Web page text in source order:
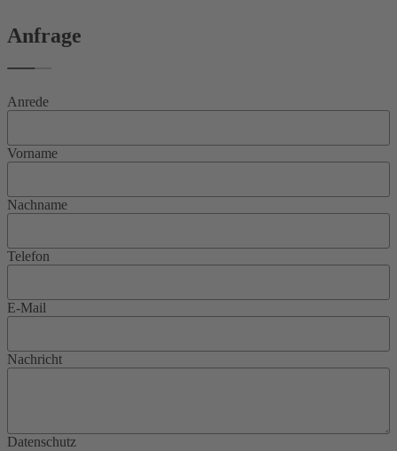
Anfrage
Anrede
Vorname
Nachname
Telefon
E-Mail
Nachricht
Datenschutz